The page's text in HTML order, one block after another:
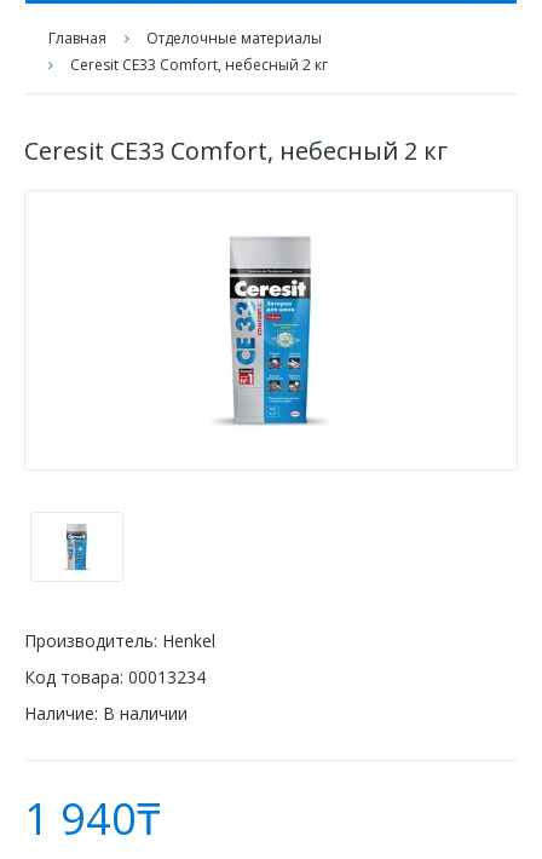
Главная
Отделочные материалы
Ceresit CE33 Comfort, небесный 2 кг
Ceresit CE33 Comfort, небесный 2 кг
Производитель: Henkel
Код товара: 00013234
Наличие: В наличии
1 940₸